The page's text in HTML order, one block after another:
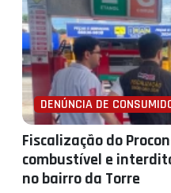
DENÚNCIA DE
Fiscalização do
combustível e
no bairro da Torre